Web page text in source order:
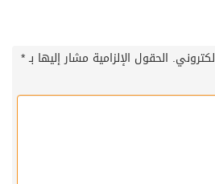
الحقول الإلزامية مشار إليها بـ*